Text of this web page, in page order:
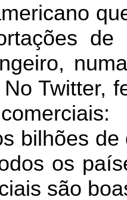
Twitter,
bilhões
os
são